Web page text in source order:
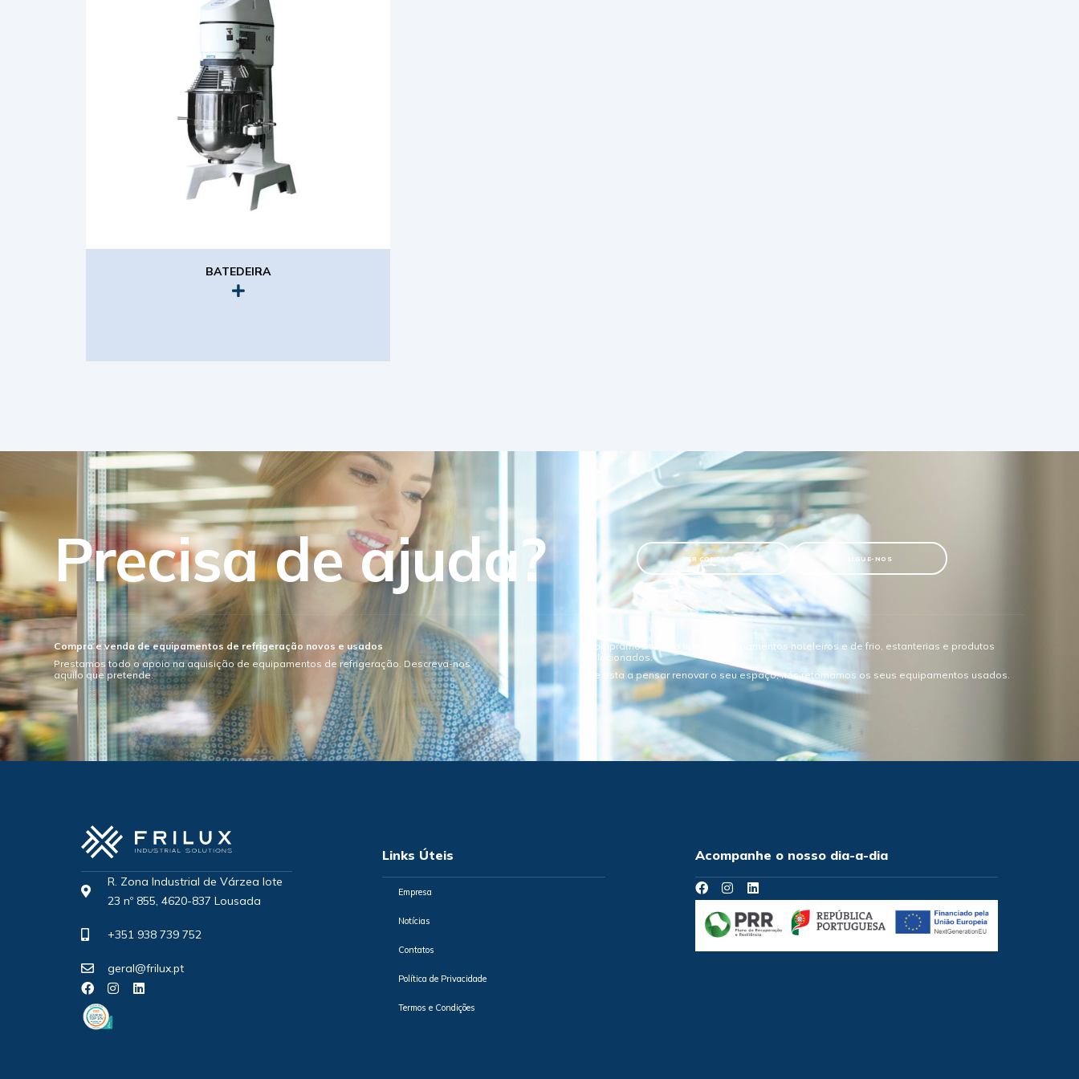
BATEDEIRA
Precisa de ajuda? VER CONTACTOS LIGUE-NOS
Compra e venda de equipamentos de refrigeração novos e usados
Prestamos todo o apoio na aquisição de equipamentos de refrigeração. Descreva-nos
aquilo que pretende.
Compramos todo o tipo de equipamentos hoteleiros e de frio, estanterias e produtos
relacionados.
Se esta a pensar renovar o seu espaço, nós retomamos os seus equipamentos usados.
R. Zona Industrial de Várzea lote
23 nº 855, 4620-837 Lousada
+351 938 739 752
geral@frilux.pt
Links Úteis
Empresa
Notícias
Contatos
Política de Privacidade
Termos e Condições
Acompanhe o nosso dia-a-dia